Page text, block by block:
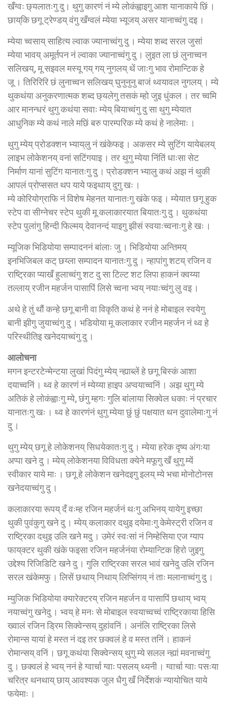
खँग्वः छ्यलातःगु दु। थुगु कारणं नं म्ये लोकंह्वाइगु आश यानाकाये छिं ।
छाय्‌कि छगू ट्रेण्डय् वंगु खँग्वलं म्येया भ्यूजय् असर यानाच्वंगु दइ ।
म्येया च्वसाय् साहित्य ल्वाक ज्यानाच्वंगु दु । म्येया शब्द सरल जुसां
म्येया भावय् अमूर्तपन नं ल्वाका ज्यानाच्वंगु दु । लुइत ला छं लुनाच्वन
सलिखय्, मू सइवल मस्यू गय्‌ गय् नुगलय् थें जाःगु भाव रोमान्टिक हे
जू । तिरिरिरि छं लुनाच्वन सलिखय् घुनुनुनु बाजं थ्वयावल नुगलय् । म्ये
थुकथंया अनुकरणात्मक शब्द छ्यलेगु तसकं म्हो जुइ धुंकल । तर च्वमि
आर मानन्धरं थुगु कथंया सवाः म्येय् बियाच्वंगु दु सा थुगु म्येयात
आधुनिक म्ये कथं नाले मछिं बरु पारम्परिक म्ये कथं हे नालेमाः ।
थुगु म्येय् प्रोडक्शन भ्याय्‌लु नं खंकेफइ । अकसर म्ये सुटिंग यायेबलय्
लाइभ लोकेशनय् वनां सटिंगयाइ । तर थुगु म्येया निंतिं धाःसा सेट
निर्माण यानां सुटिंग यानातःगु दु । प्रोडक्शन भ्यालु कथं अझ नं थुकी
आपलं प्रोप्ससत थप याये फइथाय् दुगु खः ।
म्ये कोरियोग्राफि नं विशेष मेहनत यानातःगु खंके फइ । म्येयात छगू हुक
स्टेप वा सीग्नेचर स्टेप थुकी मू कलाकारयात बियातःगु दु । थुकथंया
स्टेप पुलांगु हिन्दी फिल्मय् देवानन्दं याइगु झीसं स्वयाःच्वनाःगु हे खः ।
म्यूजिक भिडियोया सम्पादननं बांलाः जु । भिडियोया अन्तिमय्
इनभिजिबल कट् छय्ला सम्पादन यानातःगु दु । न्हापांगु शटय् रजिन व
राष्ट्रिका प्याखँ हुलाच्वंगु शट दु सा टिल्ट शट लिपा हाकनं क्वय्या
तल्लाय् रजीन महर्जन पासापिं लिसे च्वना भ्वय् नयाःच्वंगु लु वइ ।
अथे हे तुं थौं कन्हे छगू बानी वा विकृति कथं हे ननं हे मोबाइल स्वयेगु
बानी झीगु जुयाच्वंगु दु । भडियोया मू कलाकार रजीन महर्जन नं थ्व हे
परिस्थीतिइ खनेदयाच्वंगु दु ।
आलोचना
मगन इन्टरटेन्मेन्टया लुखां पिदंगु म्येय् न्ह्याब्लें हे छगू बिस्कं आशा
दयाच्वनिं । थ्व हे कारणं नं म्येय्या हाइप अप्वयाच्वनिं । अझ थुगु म्ये
अतिकं हे लोकंह्वाःगु म्ये, छंगु म्हगः गुलि बांलाया सिक्वेल धकाः नं प्रचार
यानातःगु खः । थ्व हे कारणंनं थुगु म्येया छुं छुं पक्षयात थन दुवालेमाःगु नं
दु ।
थुगु म्येय् छगू हे लोकेशनय् सिधयेकातःगु दु । म्येया हरेक दृष्य अंगःया
अप्पा खने दु । म्येय् लोकेशनया विविधता क्येने मफूगु खँ थुगु म्यें
स्वीकार याये माः । छगू हे लोकेशन खनेदइगु इलय् म्ये भचा मोनोटोनस
खनेदयाच्वंगु दु ।
कलाकारया रूपय् दँ वःम्ह रजिन महर्जनं थःगु अभिनय् यायेगु इच्छा
थुकी पुवंकुगु खने दु । म्येय् कलाकार दथुइ दयेमाःगु केमेस्ट्री रजिन व
राष्ट्रिका दथुइ उलि खने मदु । उमेरं स्वःसां नं निम्हेसिया एज ग्याप
फाय्‌क्टर थुकी खंके फइसा रजिन महर्जनंया रोम्यान्टिक हिरो जुइगु
उद्देश्य रिजिडिटि खने दु । गुलि राष्ट्रिका सरल भावं खनेदु उलि रजिन
सरल खंकेमफु । लिसें छथाय् निथाय् लिप्सिंगय् नं ताः मलानाच्वंगु दु ।
म्युजिक भिडियोया क्यारेक्टरय् रजिन महर्जन व पासापिं छथाय् भ्वय्
नयाच्वंगु खनेदु । भ्वय् हे मनः से मोबाइल स्वयाच्वच्वं राष्ट्रिकाया हिसि
ख्वालं रजिन ड्रिम सिक्वेन्सय् दुहांवनिं । अनंलि राष्ट्रिका लिसे
रोमान्स यायां हे मस्त नं दइ तर छक्वलं हे व मस्त तनिं । हाकनं
रोमान्सय् वनिं । छगू कथंया सिक्वेन्सय् थुगु म्ये सलल न्ह्यां मवनाच्वंगु
दु । छक्वलं हे भ्वय् ननं हे ग्वार्चा ग्वाः पसलय् थ्यनी । ग्वार्चा ग्वाः पसःया
चरित्र थनथाय् छाय् आवश्यक जुल धैगु खँ निर्देशकं न्यायोचित याये
फयेमाः ।